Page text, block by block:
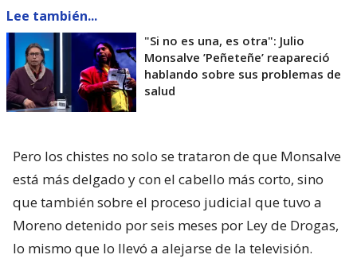
Lee también...
"Si no es una, es otra": Julio
Monsalve ’Peñeteñe’ reapareció
hablando sobre sus problemas de
salud
Pero los chistes no solo se trataron de que Monsalve
está más delgado y con el cabello más corto, sino
que también sobre el proceso judicial que tuvo a
Moreno detenido por seis meses por Ley de Drogas,
lo mismo que lo llevó a alejarse de la televisión.